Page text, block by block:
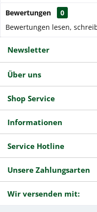
Bewertungen
0
Bewertungen lesen,
Newsletter
Über uns
Shop Service
Informationen
Service Hotline
Unsere Zahlungsarten
Wir versenden mit: